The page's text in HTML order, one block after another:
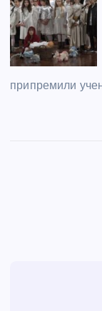
припремили